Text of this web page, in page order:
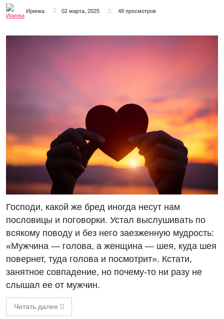
Иринка 02 марта, 2025 48 просмотров
Господи, какой же бред иногда несут нам
пословицы и поговорки. Устал выслушивать по
всякому поводу и без него заезженную мудрость:
«Мужчина — голова, а женщина — шея, куда шея
повернет, туда голова и посмотрит». Кстати,
занятное совпадение, но почему-то ни разу не
слышал ее от мужчин.
Читать далее